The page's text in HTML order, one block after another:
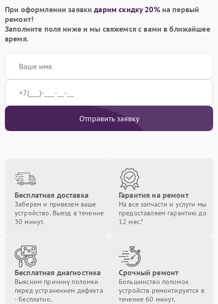
При оформлении заявкидарим скидку 20%на первый
ремонт!
Заполните поля ниже и мы свяжемся с вами в ближайшее
время.
Отправить заявку
Бесплатная доставка
Заберем и привезем ваше
устройство. Выезд в течение
30 минут.
Гарантия на ремонт
На все запчасти и услуги мы
предоставляем гарантию до
12 мес.*
Бесплатная диагностика
Выясним причину поломки
перед устранением дефекта
- бесплатно.
Срочный ремонт
Большинство поломок
устройств ремонтируется в
течение 60 минут.